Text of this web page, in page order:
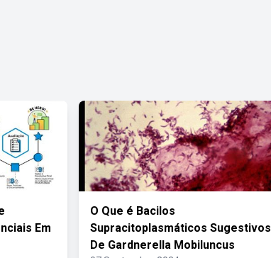
Em
O Que é Bacilos
Supracitoplasmáticos Sugestivos
De Gardnerella Mobiluncus